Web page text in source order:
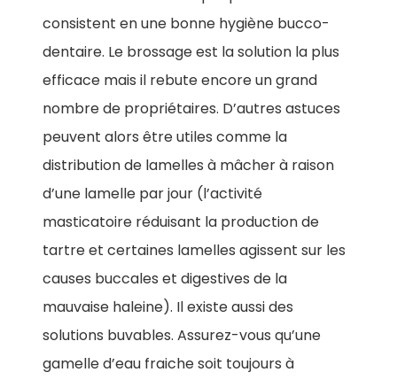
consistent en une bonne hygiène bucco-
dentaire. Le brossage est la solution la plus
efficace mais il rebute encore un grand
nombre de propriétaires. D’autres astuces
peuvent alors être utiles comme la
distribution de lamelles à mâcher à raison
d’une lamelle par jour (l’activité
masticatoire réduisant la production de
tartre et certaines lamelles agissent sur les
causes buccales et digestives de la
mauvaise haleine). Il existe aussi des
solutions buvables. Assurez-vous qu’une
gamelle d’eau fraiche soit toujours à